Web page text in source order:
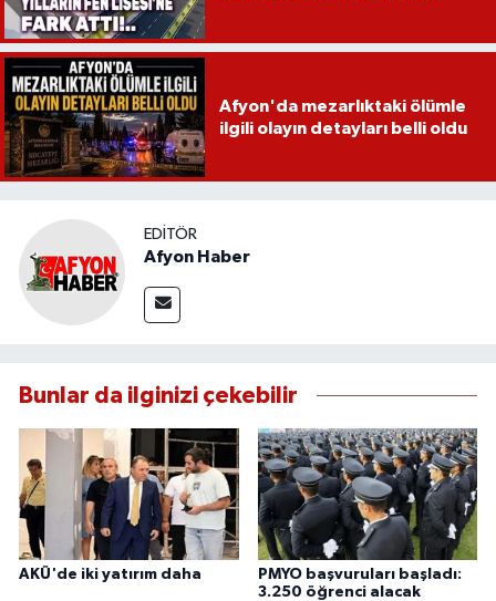
Afyon'da mezarlıktaki ölümle
ilgili olayın detayları belli oldu
EDITÖR
Afyon Haber
Bunlar da ilginizi çekebilir
AKÜ'de iki yatırım daha
PMYO başvuruları başladı:
3.250 öğrenci alacak